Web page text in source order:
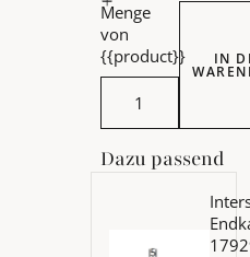
Menge
von
{{product}}
Interstil
IN
Dazu passend